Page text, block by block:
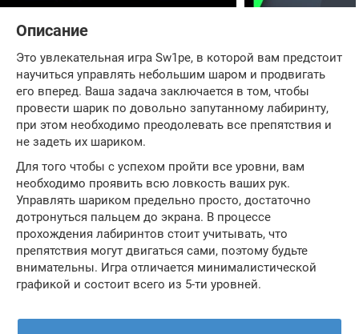
Описание
Это увлекательная игра Sw1pe, в которой вам предстоит
научиться управлять небольшим шаром и продвигать
его вперед. Ваша задача заключается в том, чтобы
провести шарик по довольно запутанному лабиринту,
при этом необходимо преодолевать все препятствия и
не задеть их шариком.
Для того чтобы с успехом пройти все уровни, вам
необходимо проявить всю ловкость ваших рук.
Управлять шариком предельно просто, достаточно
дотронуться пальцем до экрана. В процессе
прохождения лабиринтов стоит учитывать, что
препятствия могут двигаться сами, поэтому будьте
внимательны. Игра отличается минималистической
графикой и состоит всего из 5-ти уровней.